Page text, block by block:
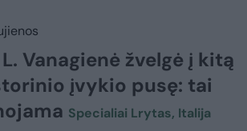
Vanagienė žvelgė į kitą
įvykio pusę: tai
Specialiai Lrytas, Italija